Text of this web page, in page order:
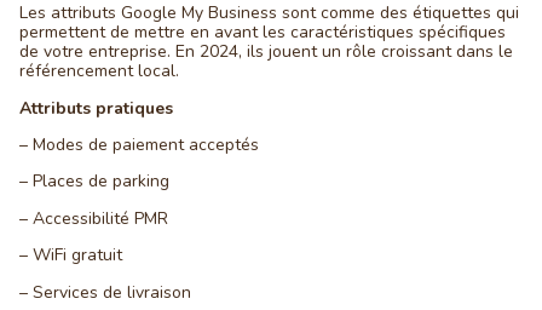
Les attributs Google My Business sont comme des étiquettes qui
permettent de mettre en avant les caractéristiques spécifiques
de votre entreprise. En 2024, ils jouent un rôle croissant dans le
référencement local.
Attributs pratiques
– Modes de paiement acceptés
– Places de parking
– Accessibilité PMR
– WiFi gratuit
– Services de livraison